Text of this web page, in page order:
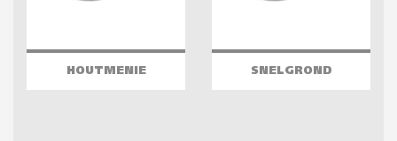
HOUTMENIE SNELGROND